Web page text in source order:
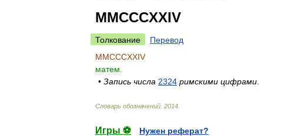
MMCCCXXIV
Толкование
Перевод
MMCCCXXIV
матем
• Запись числа 2324 римскими цифрами
Словарь обозначений 2014
Игры ⚽
Нужен реферат?